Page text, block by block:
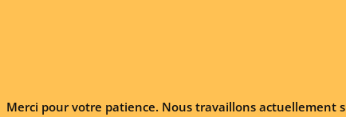
Merci pour votre patience. Nous travaillons actuellement